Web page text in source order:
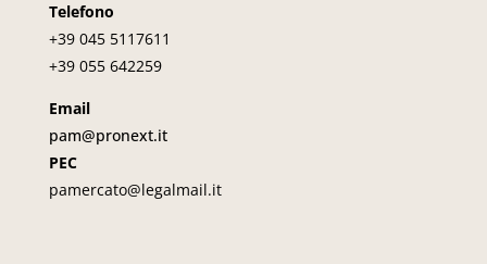
Telefono
+39 045 5117611
+39 055 642259
Email
pam@pronext.it
PEC
pamercato@legalmail.it